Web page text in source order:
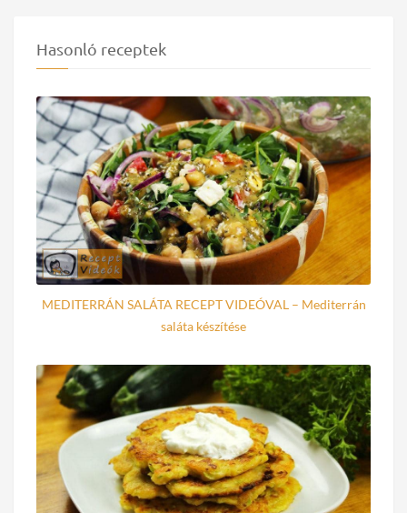
Hasonló receptek
MEDITERRÁN SALÁTA RECEPT VIDEÓVAL – Mediterrán
saláta készítése